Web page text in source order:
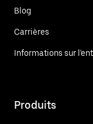
Blog
Carrières
Informations sur
Produits